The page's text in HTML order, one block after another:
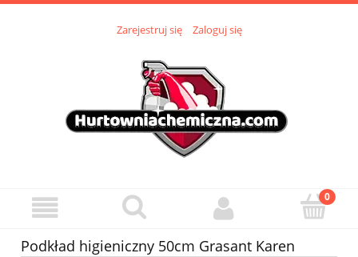
Zarejestruj się Zaloguj się
Podkład higieniczny 50cm Grasant Karen